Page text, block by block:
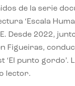
de la serie
‘Escala
Desde 2022,
Figueiras,
‘El punto gordo’.
lector.